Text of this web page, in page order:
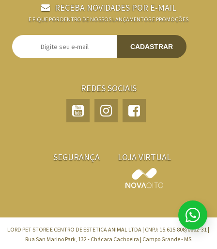
RECEBA NOVIDADES POR E-MAIL
E FIQUE POR DENTRO DE NOSSOS LANÇAMENTOS E PROMOÇÕES
CADASTRAR
REDES SOCIAIS
SEGURANÇA LOJA VIRTUAL
LORD PET STORE E CENTRO DE ESTETICA ANIMAL LTDA | CNPJ: 15.615.808/0002-31 |
Rua San Marino Park, 132 - Chácara Cachoeira | Campo Grande - MS